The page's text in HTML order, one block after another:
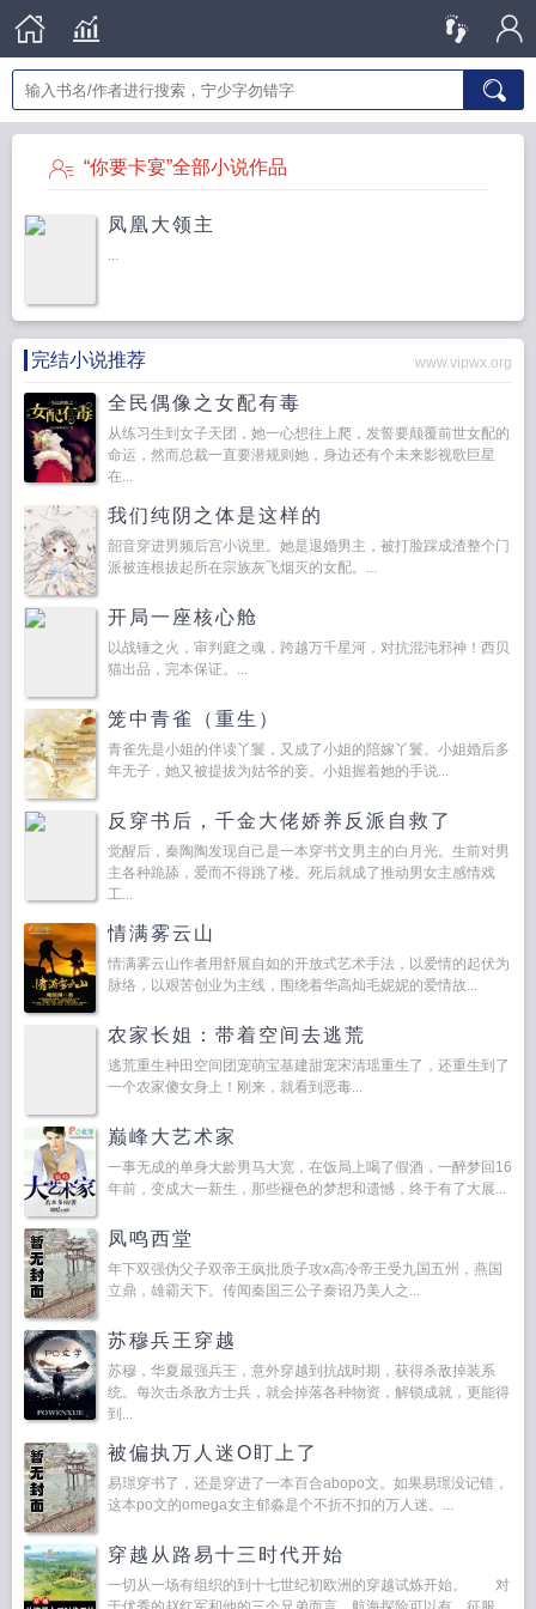
“你要卡宴”全部小说作品
凤凰大领主
...
完结小说推荐 www.vipwx.org
全民偶像之女配有毒
从练习生到女子天团，她一心想往上爬，发誓要颠覆前世女配的
命运，然而总裁一直要潜规则她，身边还有个未来影视歌巨星
在...
我们纯阴之体是这样的
韶音穿进男频后宫小说里。她是退婚男主，被打脸踩成渣整个门
派被连根拔起所在宗族灰飞烟灭的女配。...
开局一座核心舱
以战锤之火，审判庭之魂，跨越万千星河，对抗混沌邪神！西贝
猫出品，完本保证。...
笼中青雀（重生）
青雀先是小姐的伴读丫鬟，又成了小姐的陪嫁丫鬟。小姐婚后多
年无子，她又被提拔为姑爷的妾。小姐握着她的手说...
反穿书后，千金大佬娇养反派自救了
觉醒后，秦陶陶发现自己是一本穿书文男主的白月光。生前对男
主各种跪舔，爱而不得跳了楼。死后就成了推动男女主感情戏
工...
情满雾云山
情满雾云山作者用舒展自如的开放式艺术手法，以爱情的起伏为
脉络，以艰苦创业为主线，围绕着华高灿毛妮妮的爱情故...
农家长姐：带着空间去逃荒
逃荒重生种田空间团宠萌宝基建甜宠宋清瑶重生了，还重生到了
一个农家傻女身上！刚来，就看到恶毒...
巅峰大艺术家
一事无成的单身大龄男马大宽，在饭局上喝了假酒，一醉梦回16
年前，变成大一新生，那些褪色的梦想和遗憾，终于有了大展...
凤鸣西堂
年下双强伪父子双帝王疯批质子攻x高冷帝王受九国五州，燕国
立鼎，雄霸天下。传闻秦国三公子秦诏乃美人之...
苏穆兵王穿越
苏穆，华夏最强兵王，意外穿越到抗战时期，获得杀敌掉装系
统。每次击杀敌方士兵，就会掉落各种物资，解锁成就，更能得
到...
被偏执万人迷O盯上了
易璟穿书了，还是穿进了一本百合abopo文。如果易璟没记错，
这本po文的omega女主郁淼是个不折不扣的万人迷。...
穿越从路易十三时代开始
一切从一场有组织的到十七世纪初欧洲的穿越试炼开始。 对